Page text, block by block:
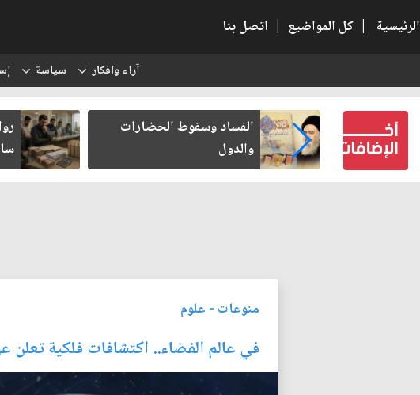
الرئيسية | كل المواضيع | اتصل بنا
آراء وافكار سياسة
كتب لنفسه
الفساد وسقوط الحضارات
والدول
منوعات - علوم
في عالم الفضاء.. اكتشافات فلكية